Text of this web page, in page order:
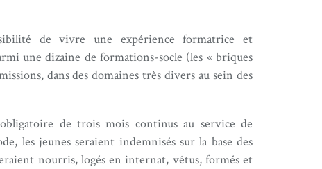
de vivre une expérience formatrice et
une dizaine de formations-socle (les « briques
dans des domaines très divers au sein des
de trois mois continus au service de
les jeunes seraient indemnisés sur la base des
nourris, logés en internat, vêtus, formés et